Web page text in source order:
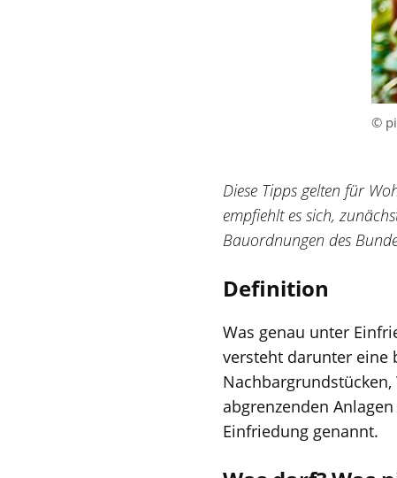
©
Diese Tipps gelten für
empfiehlt es sich,
Bauordnungen des
Definition
Was genau unter
versteht darunter eine
abgrenzenden
Einfriedung genannt.